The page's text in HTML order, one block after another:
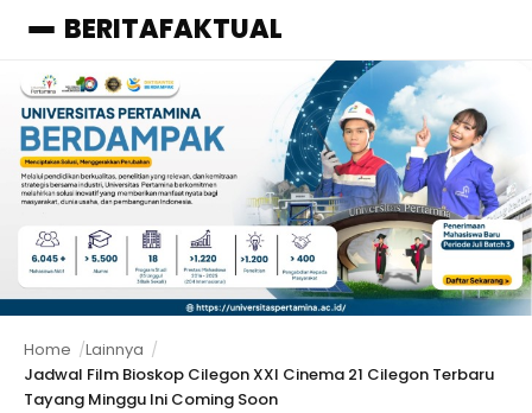
MenuBERITAFAKTUAL
Home
Lainnya
Jadwal Film Bioskop Cilegon XXI Cinema 21 Cilegon Terbaru
Tayang Minggu Ini Coming Soon